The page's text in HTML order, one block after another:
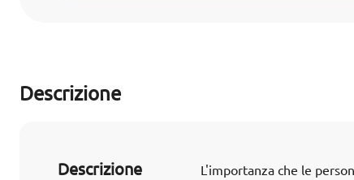
Descrizione
Descrizione
L'importanza che le